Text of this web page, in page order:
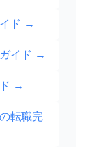
ド →
イド →
→
転職完